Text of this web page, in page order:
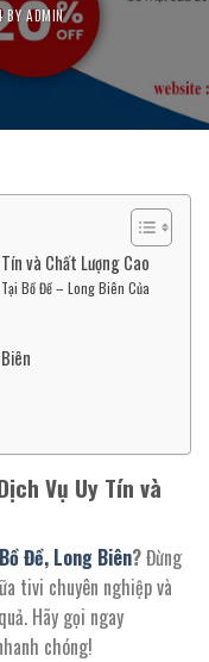
BY ADMIN
và Chất Lượng Cao
Bồ Đề – Long Biên Của
Vụ Uy Tín và
Đề, Long Biên?Đừng
tivi chuyên nghiệp và
Hãy gọi ngay
chóng!